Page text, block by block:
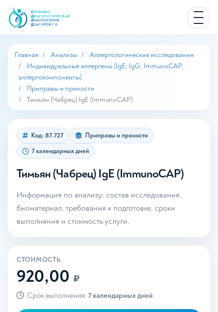
Главная Анализы
Аллергологические исследования
Индивидуальные аллергены (IgE, IgG, ImmunoCAP,
аллергокомпоненты)
Приправы и пряности
Тимьян (Чабрец) IgE (ImmunoCAP)
Код: 87.727
Приправы и пряности
7 календарных дней
Тимьян (Чабрец) IgE (ImmunoCAP)
Информация по анализу: состав исследования,
биоматериал, требования к подготовке, сроки
выполнения и стоимость услуги.
СТОИМОСТЬ
920,00 ₽
Срок выполнения: 7 календарных дней